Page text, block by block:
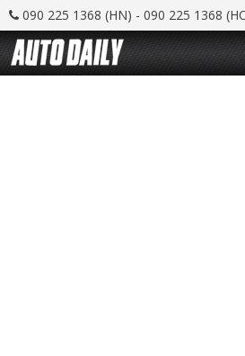
090 225 1368 (HN) - 090 225 1368